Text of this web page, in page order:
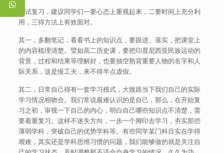
考试复习，建议同学们一要心态上重视起来，二要时间上充分利
用，三得方法上有效面对。
其一，多翻笔记，看看书上的知识点，要跟进、落实，把课堂上
的内容梳理清楚。譬如高二历史课，要把印度尼西亚民族运动的
背景，过程和结果等理解好，也要抽空熟背重要人物的名字和人
际关系，这是慢工夫，来不得半点虚假。
其二，日常自己得有一套学习模式，大致跟当下我们自己的实际
学习情况相吻合。我们常说最难认识的是自己，那么，在开始复
习之初，审视一下自己的内心，明白自己哪些知识点不清楚，需
要着重复习。这样不迷失方向，一步一个脚印去学习，夯实那些
薄弱学科，突破自己的优势学科等。有些同学某门科目实在学得
艰难，其实还是学科思维习惯的问题，我们能够做的就是关注自